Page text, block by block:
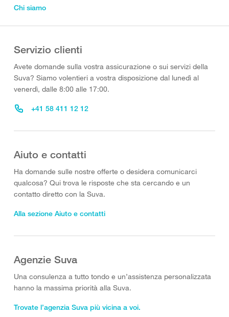
Chi siamo
Servizio clienti
Avete domande sulla vostra assicurazione o sui servizi della
Suva? Siamo volentieri a vostra disposizione dal lunedì al
venerdì, dalle 8:00 alle 17:00.
+41 58 411 12 12
Aiuto e contatti
Ha domande sulle nostre offerte o desidera comunicarci
qualcosa? Qui trova le risposte che sta cercando e un
contatto diretto con la Suva.
Alla sezione Aiuto e contatti
Agenzie Suva
Una consulenza a tutto tondo e un’assistenza personalizzata
hanno la massima priorità alla Suva.
Trovate l’agenzia Suva più vicina a voi.